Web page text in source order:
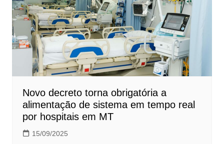
Novo decreto torna obrigatória a
alimentação de sistema em tempo real
por hospitais em MT
15/09/2025